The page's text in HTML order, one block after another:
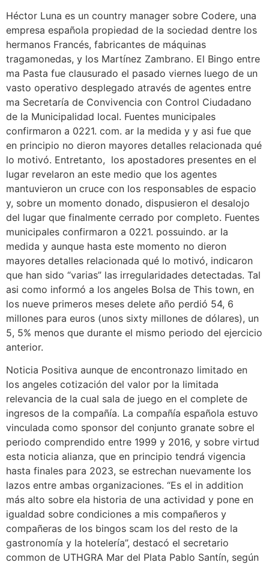
Héctor Luna es un country manager sobre Codere, una
empresa española propiedad de la sociedad dentre los
hermanos Francés, fabricantes de máquinas
tragamonedas, y los Martínez Zambrano. El Bingo entre
ma Pasta fue clausurado el pasado viernes luego de un
vasto operativo desplegado através de agentes entre
ma Secretaría de Convivencia con Control Ciudadano
de la Municipalidad local. Fuentes municipales
confirmaron a 0221. com. ar la medida y y asi fue que
en principio no dieron mayores detalles relacionada qué
lo motivó. Entretanto, los apostadores presentes en el
lugar revelaron an este medio que los agentes
mantuvieron un cruce con los responsables de espacio
y, sobre un momento donado, dispusieron el desalojo
del lugar que finalmente cerrado por completo. Fuentes
municipales confirmaron a 0221. possuindo. ar la
medida y aunque hasta este momento no dieron
mayores detalles relacionada qué lo motivó, indicaron
que han sido “varias” las irregularidades detectadas. Tal
asi como informó a los angeles Bolsa de This town, en
los nueve primeros meses delete año perdió 54, 6
millones para euros (unos sixty millones de dólares), un
5, 5% menos que durante el mismo periodo del ejercicio
anterior.
Noticia Positiva aunque de encontronazo limitado en
los angeles cotización del valor por la limitada
relevancia de la cual sala de juego en el complete de
ingresos de la compañía. La compañía española estuvo
vinculada como sponsor del conjunto granate sobre el
periodo comprendido entre 1999 y 2016, y sobre virtud
esta noticia alianza, que en principio tendrá vigencia
hasta finales para 2023, se estrechan nuevamente los
lazos entre ambas organizaciones. “Es el in addition
más alto sobre ela historia de una actividad y pone en
igualdad sobre condiciones a mis compañeros y
compañeras de los bingos scam los del resto de la
gastronomía y la hotelería”, destacó el secretario
common de UTHGRA Mar del Plata Pablo Santín, según